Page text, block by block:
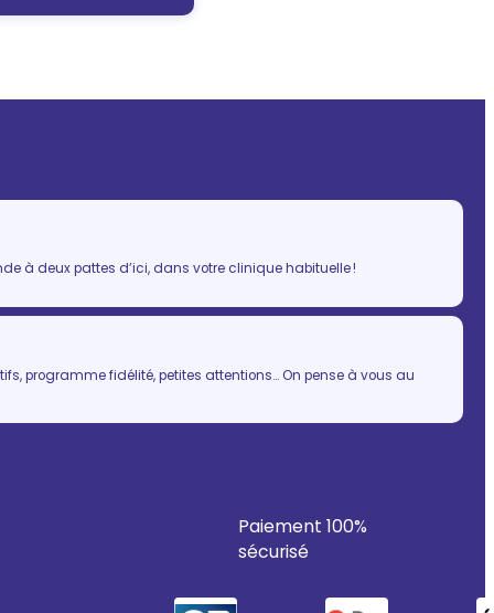
à deux pattes d’ici, dans votre clinique habituelle !
programme fidélité, petites attentions… On pense à vous au
Paiement 100%
sécurisé